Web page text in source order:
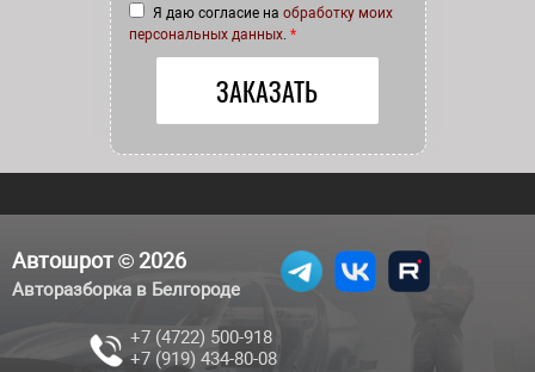
Я даю согласие на обработку моих
персональных данных. *
Автошрот © 2026
Авторазборка в Белгороде
+7 (4722) 500-918
+7 (919) 434-80-08